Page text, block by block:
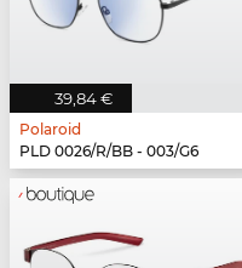
39,84 €
Polaroid
PLD 0026/R/BB - 003/G6